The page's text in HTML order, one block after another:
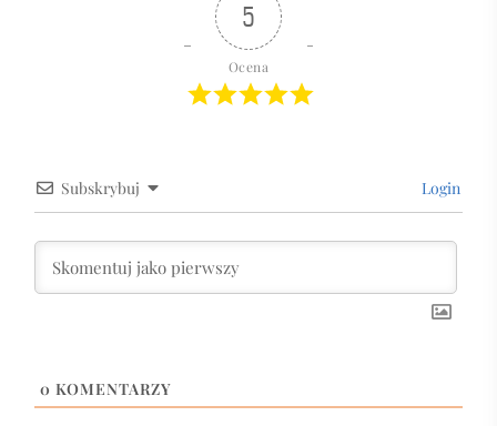
5
Ocena
Subskrybuj Login
0 KOMENTARZY